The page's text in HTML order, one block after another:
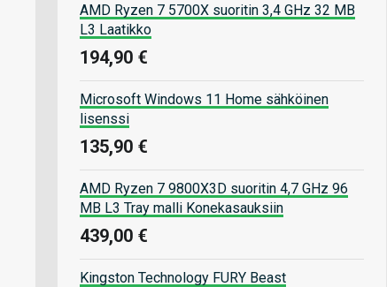
AMD Ryzen 7 5700X suoritin 3,4 GHz 32 MB
L3 Laatikko
194,90 €
Microsoft Windows 11 Home sähköinen
lisenssi
135,90 €
AMD Ryzen 7 9800X3D suoritin 4,7 GHz 96
MB L3 Tray malli Konekasauksiin
439,00 €
Kingston Technology FURY Beast